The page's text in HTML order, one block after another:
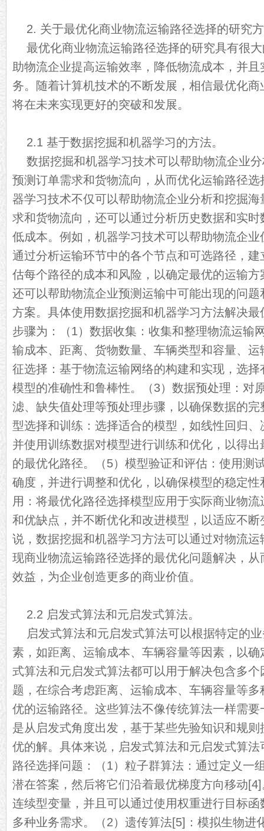
2. 关于最优化商业物流运输路径选择的研究
最优化商业物流运输路径选择的研究具有很
助物流企业提高运输效率，降低物流成本，并
务。随着计算机技术的不断发展，相信最优化
将在未来实现更好的突破和发展。
2.1 基于数据挖掘和机器学习的方法。
数据挖掘和机器学习技术可以帮助物流企业
预测订单需求和货物流向，从而优化运输路径
器学习技术不仅可以帮助物流企业分析和挖掘
求和货物流向，还可以通过分析历史数据和实
低成本。例如，机器学习技术可以帮助物流企
通过分析运输环节中的各个节点和可选路径，
估每个路径的成本和风险，以确定最优的运输
还可以帮助物流企业预测运输中可能出现的问
方案。具体使用数据挖掘和机器学习方法解决
步骤为：（1）数据收集：收集和整理物流运输
输成本、距离、货物数量、车辆类型和容量、
征选择：基于物流运输网络的构建和实现，选
模型的准确性和鲁棒性。（3）数据预处理：对
滤、缺失值处理等预处理步骤，以确保数据的
型选择和训练：选择适合的模型，如线性回归
并使用训练数据对模型进行训练和优化，以得
的最优化路径。（5）模型验证和评估：使用测
确度，并进行调整和优化，以确保模型的稳定
用：将最优化路径选择模型应用于实际商业物
和优缺点，并不断优化和改进模型，以适应不
说，数据挖掘和机器学习方法可以通过对物流
现商业物流运输路径选择的最优化问题解决，
效益，为企业创造更多的商业价值。
2.2 启发式算法和元启发式算法。
启发式算法和元启发式算法可以根据特定的
素，如距离、运输成本、车辆容量等因素，以
式算法和元启发式算法都可以用于解决包含多
题，在综合考虑距离、运输成本、车辆容量等
优的运输路径。这些算法不像传统算法一样需
是从启发式角度出发，基于某些先验知识和规
优的解。具体来说，启发式算法和元启发式算
路径选择问题：（1）粒子群算法：通过定义一
潜在答案，然后将它们沿着最优梯度方向移动
连续型变量，并且可以通过使用权重进行目标
多种业务需求。（2）遗传算法[5]：模拟生物进